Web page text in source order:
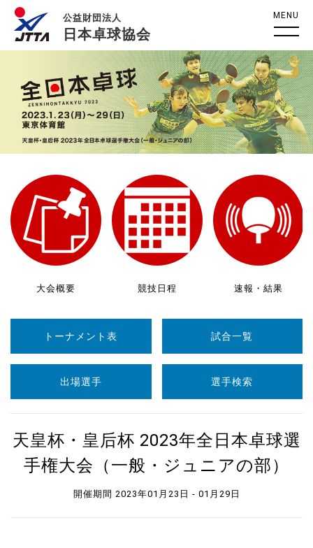
公益財団法人
日本卓球協会
MENU
大会概要 競技日程 速報・結果
トーナメント表 試合一覧
出場選手 選手検索
天皇杯・皇后杯 2023年全日本卓球選
手権大会（一般・ジュニアの部）
開催期間 2023年01月23日 - 01月29日